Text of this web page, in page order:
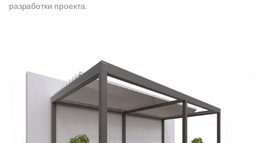
разработки проекта.